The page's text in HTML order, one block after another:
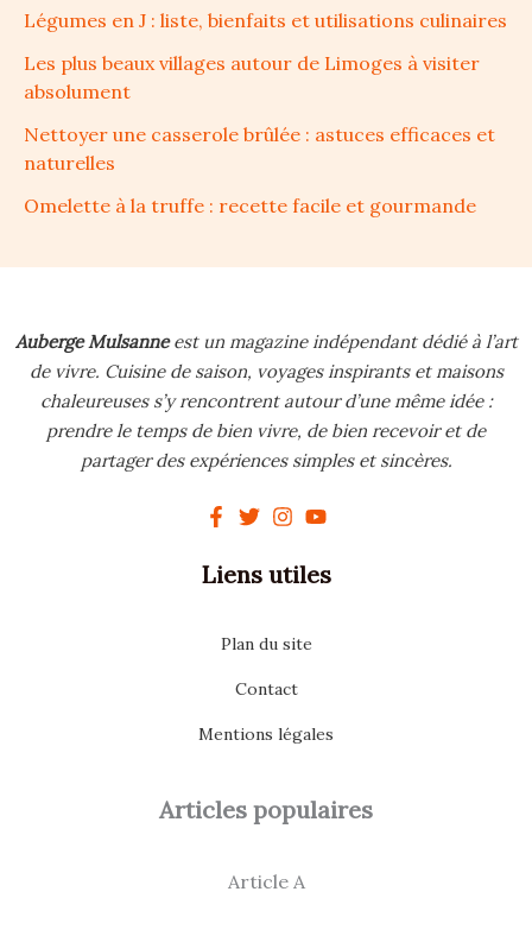
Légumes en J : liste, bienfaits et utilisations culinaires
Les plus beaux villages autour de Limoges à visiter
absolument
Nettoyer une casserole brûlée : astuces efficaces et
naturelles
Omelette à la truffe : recette facile et gourmande
Auberge Mulsanneest un magazine indépendant dédié à l’art
de vivre. Cuisine de saison, voyages inspirants et maisons
chaleureuses s’y rencontrent autour d’une même idée :
prendre le temps de bien vivre, de bien recevoir et de
partager des expériences simples et sincères.
Liens utiles
Plan du site
Contact
Mentions légales
Articles populaires
Article A